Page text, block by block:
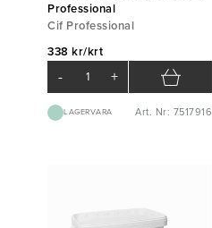
Professional
Cif Professional
338 kr/krt
- +
LAGERVARA Art. Nr: 7517916